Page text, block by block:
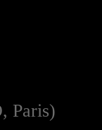
Paris)